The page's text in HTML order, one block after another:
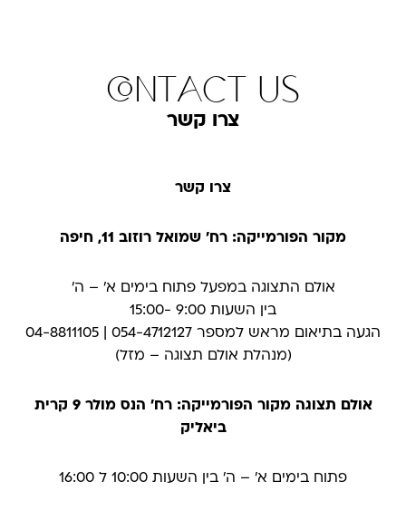
contact us
צרו קשר
צרו קשר
מקור הפורמייקה: רח' שמואל רוזוב 11, חיפה
אולם התצוגה במפעל פתוח בימים א׳ – ה׳
בין השעות 9:00 -15:00
הגעה בתיאום מראש למספר 054-4712127 | 04-8811105
(מנהלת אולם תצוגה – מזל)
אולם תצוגה מקור הפורמייקה: רח' הנס מולר 9 קרית
ביאליק
פתוח בימים א׳ – ה׳ בין השעות 10:00 ל 16:00